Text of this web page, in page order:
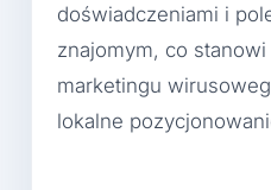
doświadczeniami i
znajomym, co
marketingu
lokalne